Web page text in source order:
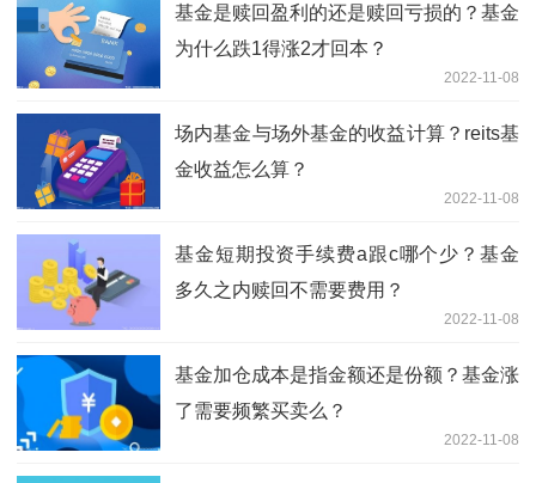
基金是赎回盈利的还是赎回亏损的？基金
为什么跌1得涨2才回本？
2022-11-08
场内基金与场外基金的收益计算？reits基
金收益怎么算？
2022-11-08
基金短期投资手续费a跟c哪个少？基金
多久之内赎回不需要费用？
2022-11-08
基金加仓成本是指金额还是份额？基金涨
了需要频繁买卖么？
2022-11-08